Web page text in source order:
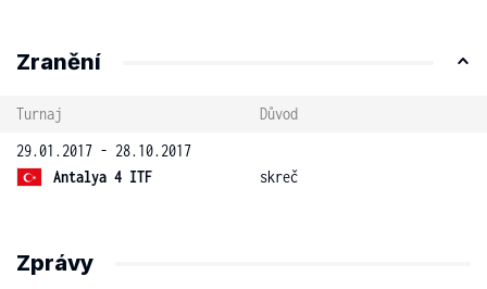
Zranění
Turnaj
Důvod
29.01.2017 - 28.10.2017
Antalya 4 ITF
skreč
Zprávy